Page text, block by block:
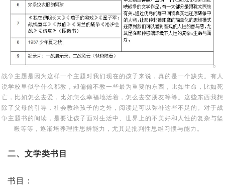
战争主题是因为这样一个主题对我们现在的孩子来说，真的是一个缺失。有人
说学校里似乎什么都教，却偏偏不教一些最为重要的东西，比如生命，比如死
亡，比如怎么去爱，比如怎么幸福地活着，怎么去交朋友等等。这些东西我想
除了父母的引导，社会教给孩子的之外，阅读是可以弥补这些不足的。对于战
争主题书的阅读，是要让孩子面对生活中、世界上的不美好和人性的复杂与坚
毅等等，逐渐培养理性思辨能力，尤其是批判性思维习惯与能力。
二、文学类书目
书目：